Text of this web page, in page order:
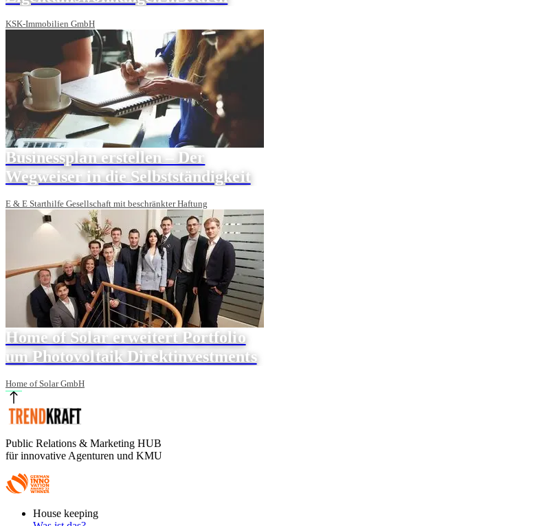
KSK-Immobilien GmbH
Businessplan erstellen – Der
Wegweiser in die Selbstständigkeit
E & E Starthilfe Gesellschaft mit beschränkter Haftung
Home of Solar erweitert Portfolio
um Photovoltaik Direktinvestments
Home of Solar GmbH
Public Relations & Marketing HUB
für innovative Agenturen und KMU
FooterHouse keeping